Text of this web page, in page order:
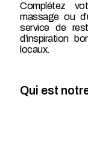
Complétez
massage ou
service de
d’inspiration
locaux.
Qui est